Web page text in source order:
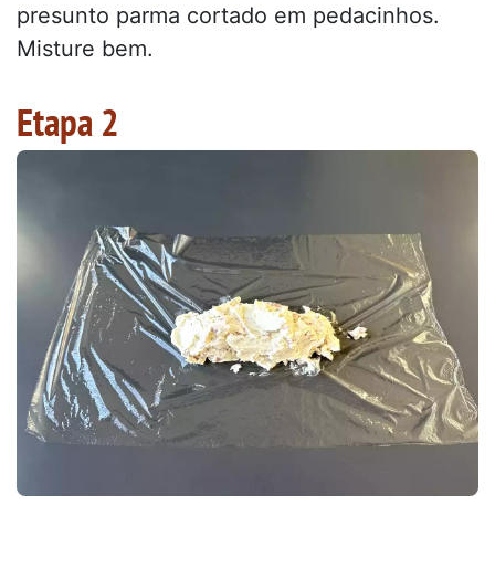
presunto parma cortado em pedacinhos.
Misture bem.
Etapa 2